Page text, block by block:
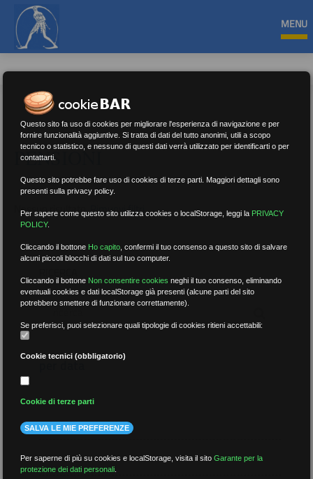
MENU
PENSIONI
Nessun risultato.Rimuovi filtri
per data
più recenti
Questo sito fa uso di cookies per migliorare l'esperienza di navigazione e per
fornire funzionalità aggiuntive. Si tratta di dati del tutto anonimi, utili a scopo
tecnico o statistico, e nessuno di questi dati verrà utilizzato per identificarti o per
contattarti.
Questo sito potrebbe fare uso di cookies di terze parti. Maggiori dettagli sono
presenti sulla privacy policy.
Per sapere come questo sito utilizza cookies o localStorage, leggi la PRIVACY
POLICY.
Cliccando il bottone Ho capito ,confermi il tuo consenso a questo sito di salvare
alcuni piccoli blocchi di dati sul tuo computer.
Cliccando il bottone Non consentire cookies neghi il tuo consenso, eliminando
eventuali cookies e dati localStorage già presenti (alcune parti del sito
potrebbero smettere di funzionare correttamente).
Se preferisci, puoi selezionare quali tipologie di cookies ritieni accettabili:
Cookie tecnici (obbligatorio)
Cookie di terze parti
SALVA LE MIE PREFERENZE
Per saperne di più su cookies e localStorage, visita il sitoGarante per la
protezione dei dati personali